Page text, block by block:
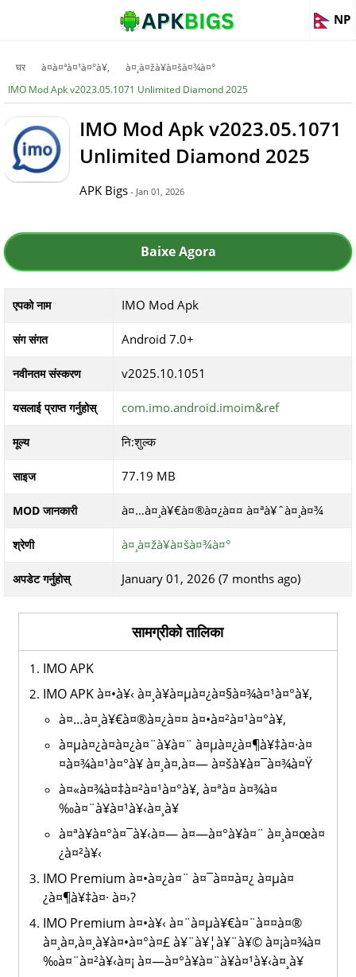
NP
घर à¤à¤ªà¤¹à¤°à¥‚
à¤¸à¤žà¥à¤šà¤¾à¤°
IMO Mod Apk v2023.05.1071 Unlimited Diamond 2025
IMO Mod Apk v2023.05.1071
Unlimited Diamond 2025
APK Bigs - Jan 01, 2026
Baixe Agora
एपको नाम IMO Mod Apk
संग संगत Android 7.0+
नवीनतम संस्करण v2025.10.1051
यसलाई प्राप्त गर्नुहोस् com.imo.android.imoim&ref
मूल्य नि:शुल्क
साइज 77.19 MB
MOD जानकारी à¤…à¤¸à¥€à¤®à¤¿à¤¤ à¤ªà¥ˆà¤¸à¤¾
श्रेणी à¤¸à¤žà¥à¤šà¤¾à¤°
अपडेट गर्नुहोस् January 01, 2026 (7 months ago)
सामग्रीको तालिका
IMO APK
IMO APK à¤•à¥‹ à¤¸à¥à¤µà¤¿à¤§à¤¾à¤¹à¤°à¥‚
à¤…à¤¸à¥€à¤®à¤¿à¤¤ à¤•à¤²à¤¹à¤°à¥‚
à¤µà¤¿à¤­à¤¿à¤¨à¥à¤¨ à¤µà¤¿à¤¶à¥‡à¤·à¤
¤à¤¾à¤¹à¤°à¥ à¤¸à¤‚à¤— à¤šà¥à¤¯à¤¾à¤Ÿ
à¤«à¤¾à¤‡à¤²à¤¹à¤°à¥‚ à¤ªà¤ à¤¾à¤
‰à¤¨à¥à¤¹à¥‹à¤¸à¥
à¤ªà¥à¤°à¤¯à¥‹à¤— à¤—à¤°à¥à¤¨ à¤¸à¤œà¤
¿à¤²à¥‹
IMO Premium à¤•à¤¿à¤¨ à¤¯à¤¤à¤¿ à¤µà¤
¿à¤¶à¥‡à¤· à¤›?
IMO Premium à¤•à¥‹ à¤¨à¤µà¥€à¤¨à¤¤à¤®
à¤¸à¤‚à¤¸à¥à¤•à¤°à¤£ à¥¨à¥¦à¥¨à¥© à¤¡à¤¾à¤
‰à¤¨à¤²à¥‹à¤¡ à¤—à¤°à¥à¤¨à¥à¤¹à¥‹à¤¸à¥